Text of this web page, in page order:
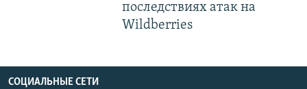
последствиях атак на
Wildberries
СОЦИАЛЬНЫЕ СЕТИ